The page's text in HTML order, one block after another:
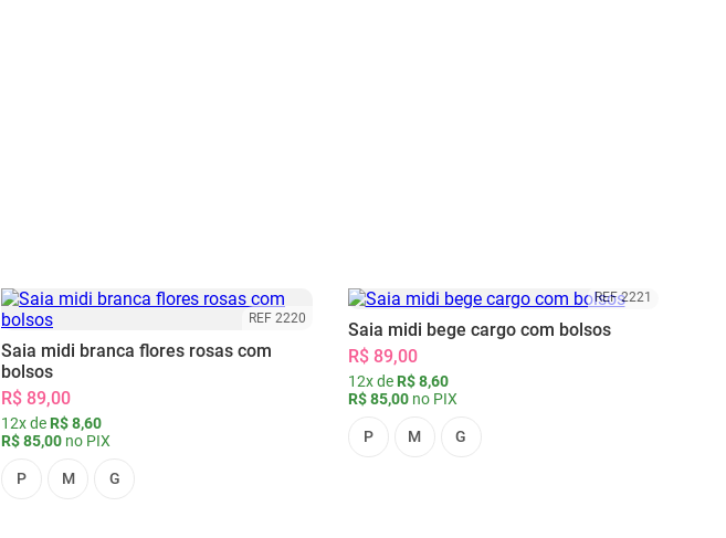
REF 2220
Saia midi branca flores rosas com
bolsos
R$ 89,00
12x de R$ 8,60
R$ 85,00 no PIX
P M G
REF 2221
Saia midi bege cargo com bolsos
R$ 89,00
12x de R$ 8,60
R$ 85,00no PIX
P M G